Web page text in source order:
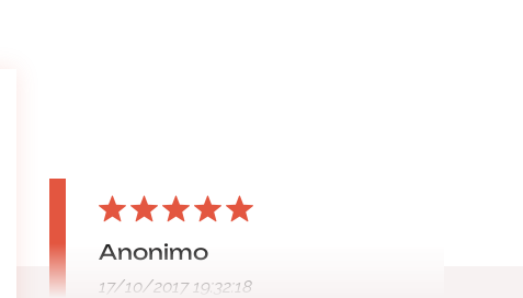
Anonimo
17/10/2017 19:32:18